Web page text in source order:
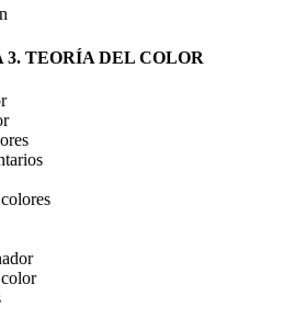
TEORÍA DEL COLOR